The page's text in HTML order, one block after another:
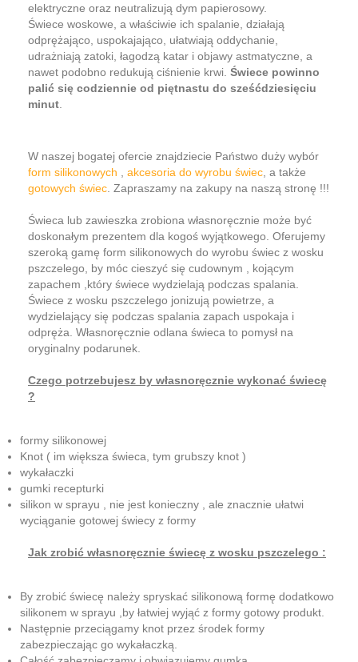
elektryczne oraz neutralizują dym papierosowy.
Świece woskowe, a właściwie ich spalanie, działają
odprężająco, uspokajająco, ułatwiają oddychanie,
udrażniają zatoki, łagodzą katar i objawy astmatyczne, a
nawet podobno redukują ciśnienie krwi. Świece powinno
palić się codziennie od piętnastu do sześćdziesięciu
minut
W naszej bogatej ofercie znajdziecie Państwo duży wybór
form silikonowych
akcesoria do wyrobu świec , a także
gotowych świec . Zapraszamy na zakupy na naszą stronę !!!
Świeca lub zawieszka zrobiona własnoręcznie może być
doskonałym prezentem dla kogoś wyjątkowego. Oferujemy
szeroką gamę form silikonowych do wyrobu świec z wosku
pszczelego, by móc cieszyć się cudownym , kojącym
zapachem ,który świece wydzielają podczas spalania.
Świece z wosku pszczelego jonizują powietrze, a
wydzielający się podczas spalania zapach uspokaja i
odpręża. Własnoręcznie odlana świeca to pomysł na
oryginalny podarunek.
Czego potrzebujesz by własnoręcznie wykonać świecę
?
formy silikonowej
Knot ( im większa świeca, tym grubszy knot )
wykałaczki
gumki recepturki
silikon w sprayu , nie jest konieczny , ale znacznie ułatwi
wyciąganie gotowej świecy z formy
Jak zrobić własnoręcznie świecę z wosku pszczelego :
By zrobić świecę należy spryskać silikonową formę dodatkowo
silikonem w sprayu ,by łatwiej wyjąć z formy gotowy produkt.
Następnie przeciągamy knot przez środek formy
zabezpieczając go wykałaczką.